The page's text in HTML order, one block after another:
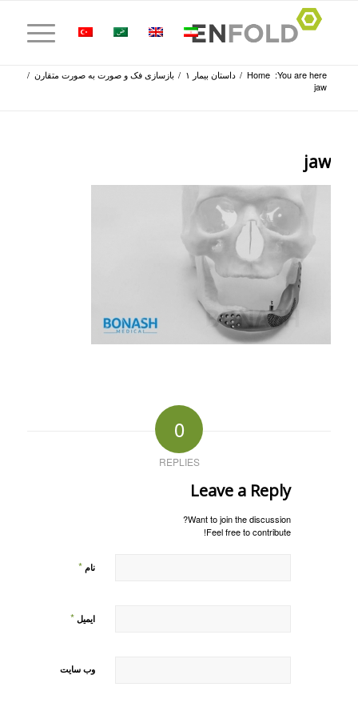
You are here:
Home
/ داستان بیمار ۱ / بازسازی فک و صورت به صورت متقارن /
jaw
jaw
0
REPLIES
Leave a Reply
Want to join the discussion?
Feel free to contribute!
نام *
ایمیل *
وب‌ سایت